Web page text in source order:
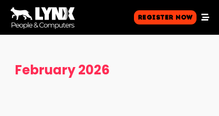
Register Now
February 2026